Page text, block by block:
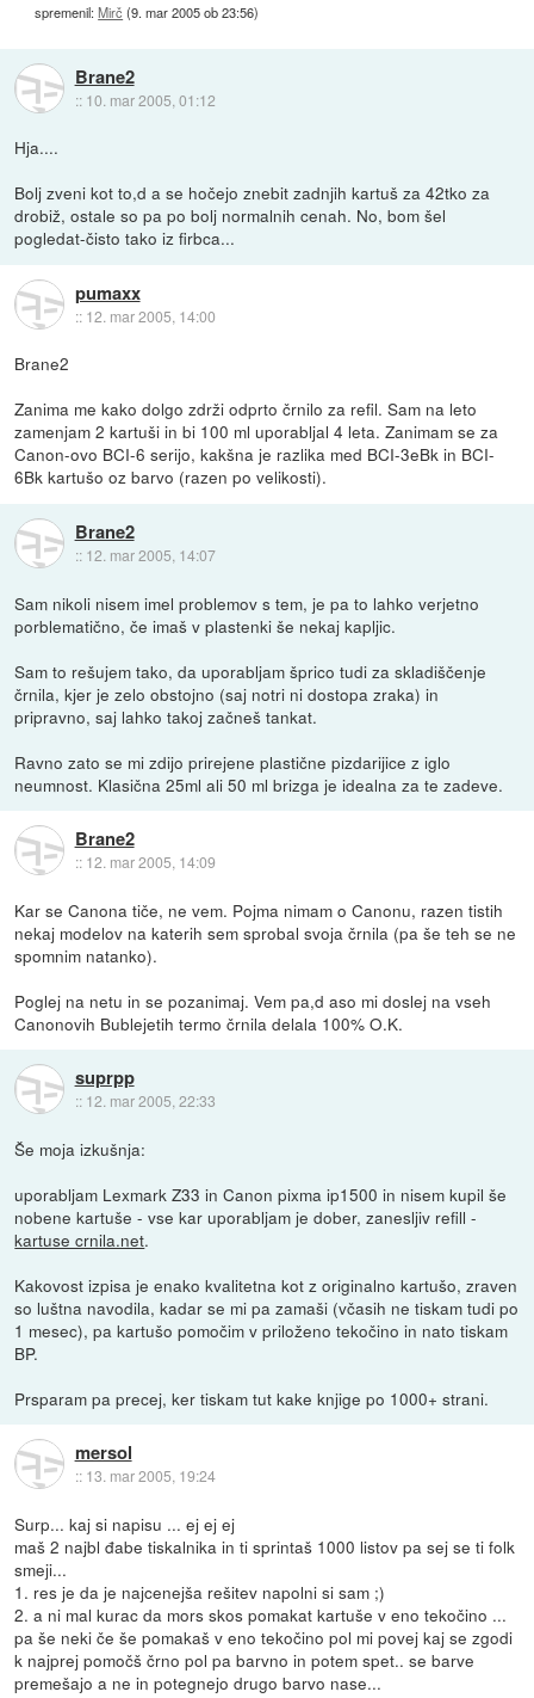
spremenil:Mirč (9. mar 2005 ob 23:56)
Brane2
:: 10. mar 2005, 01:12
Hja....
Bolj zveni kot to,d a se hočejo znebit zadnjih kartuš za 42tko za
drobiž, ostale so pa po bolj normalnih cenah. No, bom šel
pogledat-čisto tako iz firbca...
pumaxx
:: 12. mar 2005, 14:00
Brane2
Zanima me kako dolgo zdrži odprto črnilo za refil. Sam na leto
zamenjam 2 kartuši in bi 100 ml uporabljal 4 leta. Zanimam se za
Canon-ovo BCI-6 serijo, kakšna je razlika med BCI-3eBk in BCI-
6Bk kartušo oz barvo (razen po velikosti).
Brane2
:: 12. mar 2005, 14:07
Sam nikoli nisem imel problemov s tem, je pa to lahko verjetno
porblematično, če imaš v plastenki še nekaj kapljic.
Sam to rešujem tako, da uporabljam šprico tudi za skladiščenje
črnila, kjer je zelo obstojno (saj notri ni dostopa zraka) in
pripravno, saj lahko takoj začneš tankat.
Ravno zato se mi zdijo prirejene plastične pizdarijice z iglo
neumnost. Klasična 25ml ali 50 ml brizga je idealna za te zadeve.
Brane2
:: 12. mar 2005, 14:09
Kar se Canona tiče, ne vem. Pojma nimam o Canonu, razen tistih
nekaj modelov na katerih sem sprobal svoja črnila (pa še teh se ne
spomnim natanko).
Poglej na netu in se pozanimaj. Vem pa,d aso mi doslej na vseh
Canonovih Bublejetih termo črnila delala 100% O.K.
suprpp
:: 12. mar 2005, 22:33
Še moja izkušnja:
uporabljam Lexmark Z33 in Canon pixma ip1500 in nisem kupil še
nobene kartuše - vse kar uporabljam je dober, zanesljiv refill -
kartuse crnila.net.
Kakovost izpisa je enako kvalitetna kot z originalno kartušo, zraven
so luštna navodila, kadar se mi pa zamaši (včasih ne tiskam tudi po
1 mesec), pa kartušo pomočim v priloženo tekočino in nato tiskam
BP.
Prsparam pa precej, ker tiskam tut kake knjige po 1000+ strani.
mersol
:: 13. mar 2005, 19:24
Surp... kaj si napisu ... ej ej ej
maš 2 najbl đabe tiskalnika in ti sprintaš 1000 listov pa sej se ti folk
smeji...
1. res je da je najcenejša rešitev napolni si sam ;)
2. a ni mal kurac da mors skos pomakat kartuše v eno tekočino ...
pa še neki če še pomakaš v eno tekočino pol mi povej kaj se zgodi
k najprej pomočš črno pol pa barvno in potem spet.. se barve
premešajo a ne in potegnejo drugo barvo nase...